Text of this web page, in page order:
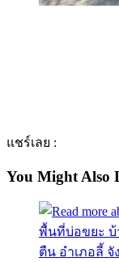
แชร์เลย :
You Might Also